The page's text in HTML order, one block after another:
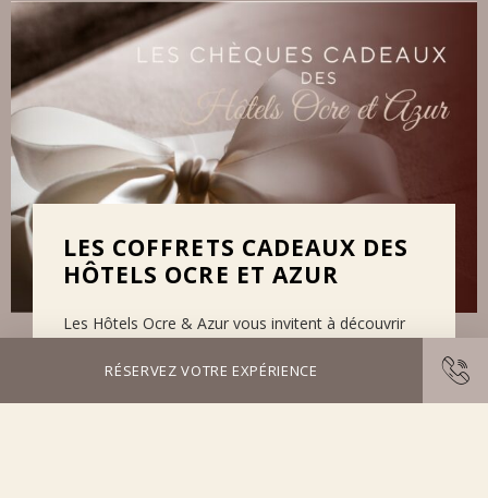
RÉSERVEZ VOTRE EXPÉRIENCE
LES COFFRETS CADEAUX DES
HÔTELS OCRE ET AZUR
Les Hôtels Ocre & Azur vous invitent à découvrir
confort rencontre l'authenticité. Que ce soit pour